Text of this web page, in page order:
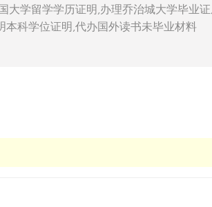
学留学学历证明,办理乔治城大学毕业
科学位证明,代办国外读书未毕业材料